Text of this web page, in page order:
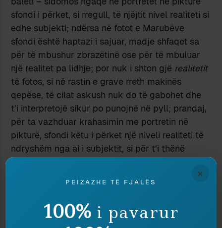
sfondi i përket, si rregull, të njëjtit nivel realiteti si
edhe subjekti; ndërsa në fotot e Marubëve
sfondi është haptazi i sajuar, madje shfaqet sa
për të mbushur zbrazëtinë ose për të mbuluar
një realitet pa lidhje; por nuk i shton gjë realitetit
të fotos, si në rastin e grave rreth makinës
qepëse, të cilat askush nuk do të gabohet dhe
t’i interpretojë sikur po punojnë në pyll; prandaj,
për ta vazhduar krahasimin me portretin në
pikturë, sfondi këtu i përket një niveli realiteti të
ndryshëm nga ai i subjektit, si për t’i thënë
Tek e fundit, të paktën për atë epokë dhe për
teknikat ekzistuese, por edhe për mënyrën si
×
PEIZAZHE TË FJALËS
100% i pavarur